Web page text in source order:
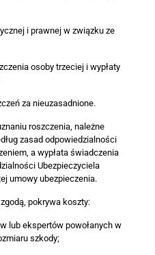
i prawnej w związku ze
osoby trzeciej i wypłaty
za nieuzasadnione.
roszczenia, należne
zasad odpowiedzialności
a wypłata świadczenia
Ubezpieczyciela
umowy ubezpieczenia.
pokrywa koszty:
lub ekspertów powołanych w
szkody;